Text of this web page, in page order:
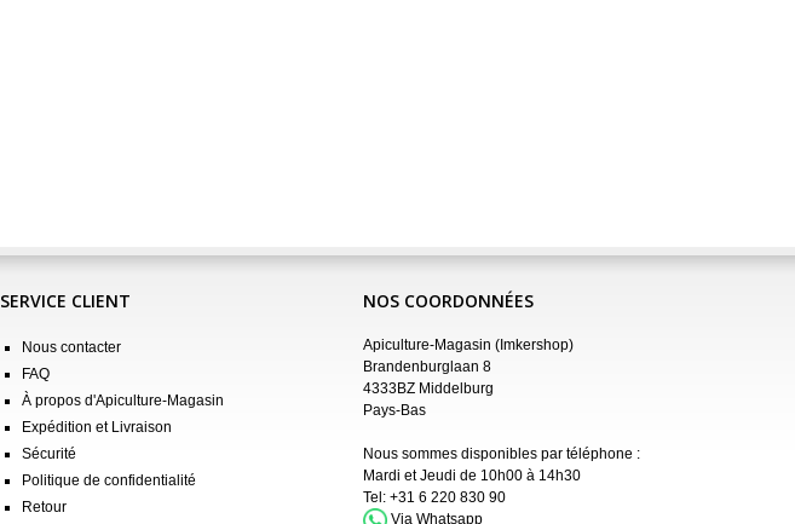
SERVICE CLIENT
Nous contacter
FAQ
À propos d'Apiculture-Magasin
Expédition et Livraison
Sécurité
Politique de confidentialité
Retour
NOS COORDONNÉES
Apiculture-Magasin (Imkershop)
Brandenburglaan 8
4333BZ Middelburg
Pays-Bas
Nous sommes disponibles par téléphone :
Mardi et Jeudi de 10h00 à 14h30
Tel: +31 6 220 830 90
Via Whatsapp